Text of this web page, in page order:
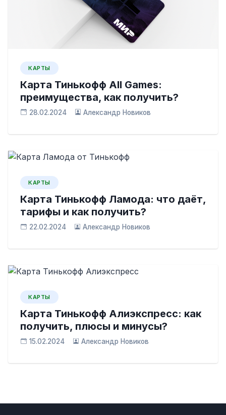
КАРТЫ
Карта Тинькофф All Games:
преимущества, как получить?
28.02.2024 Александр Новиков
КАРТЫ
Карта Тинькофф Ламода: что даёт,
тарифы и как получить?
22.02.2024 Александр Новиков
КАРТЫ
Карта Тинькофф Алиэкспресс: как
получить, плюсы и минусы?
15.02.2024 Александр Новиков